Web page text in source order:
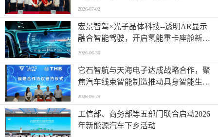
2026-07-02
宏景智驾×光子晶体科技--透明AR显示
融合智能驾驶，开启氢能重卡座舱新时
代
2026-06-30
它石智航与天海电子达成战略合作，聚
焦汽车线束智能制造推动具身智能生产
落地
2026-06-29
工信部、商务部等五部门联合启动2026
年新能源汽车下乡活动